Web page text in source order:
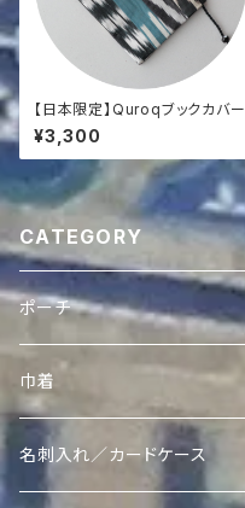
【日本限定】Quroqブックカバー
¥3,300
CATEGORY
ポーチ
ヴィンテージスザニポーチ
ヴィンテージスザニポーチ
Ikatポーチ
巾着
Quroqリバーシブル巾着
名刺入れ／カードケース